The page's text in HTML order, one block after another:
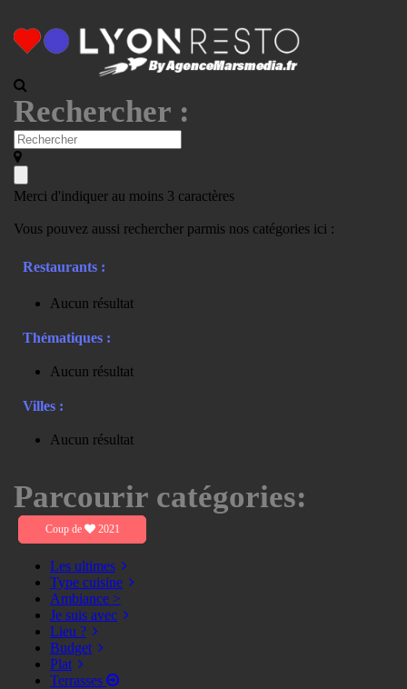
Rechercher :
Merci d'indiquer au moins 3 caractères
Vous pouvez aussi rechercher parmis nos catégories ici :
Restaurants :
Aucun résultat
Thématiques :
Aucun résultat
Villes :
Aucun résultat
Parcourir catégories:
Coup de 2021
Les ultimes
Type cuisine
Ambiance >
Je suis avec
Lieu ?
Budget
Plat
Terrasses